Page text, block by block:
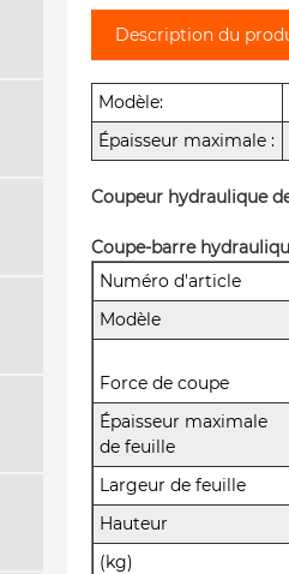
Description du
Modèle:
Épaisseur maximale :
Coupeur hydraulique
Coupe-barre
Numéro d'article
Modèle
Force de coupe
Épaisseur maximale
de feuille
Largeur de feuille
Hauteur
(kg)